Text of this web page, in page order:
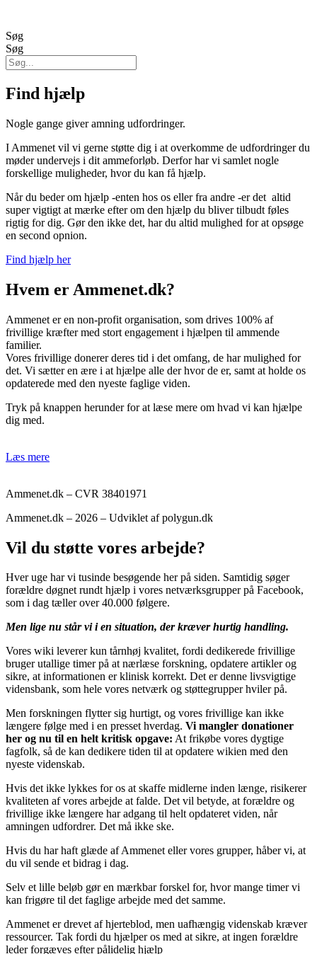
Søg
Søg
Find hjælp
Nogle gange giver amning udfordringer.
I Ammenet vil vi gerne støtte dig i at overkomme de udfordringer du
møder undervejs i dit ammeforløb. Derfor har vi samlet nogle
forskellige muligheder, hvor du kan få hjælp.
Når du beder om hjælp -enten hos os eller fra andre -er det altid
super vigtigt at mærke efter om den hjælp du bliver tilbudt føles
rigtig for dig. Gør den ikke det, har du altid mulighed for at opsøge
en second opnion.
Find hjælp her
Hvem er Ammenet.dk?
Ammenet er en non-profit organisation, som drives 100% af
frivillige kræfter med stort engagement i hjælpen til ammende
familier.
Vores frivillige donerer deres tid i det omfang, de har mulighed for
det. Vi sætter en ære i at hjælpe alle der hvor de er, samt at holde os
opdaterede med den nyeste faglige viden.
Tryk på knappen herunder for at læse mere om hvad vi kan hjælpe
dig med.
Læs mere
Ammenet.dk – CVR 38401971
Ammenet.dk – 2026 – Udviklet af polygun.dk
Vil du støtte vores arbejde?
Hver uge har vi tusinde besøgende her på siden. Samtidig søger
forældre døgnet rundt hjælp i vores netværksgrupper på Facebook,
som i dag tæller over 40.000 følgere.
Men lige nu står vi i en situation, der kræver hurtig handling.
Vores wiki leverer kun tårnhøj kvalitet, fordi dedikerede frivillige
bruger utallige timer på at nærlæse forskning, opdatere artikler og
sikre, at informationen er klinisk korrekt. Det er denne livsvigtige
vidensbank, som hele vores netværk og støttegrupper hviler på.
Men forskningen flytter sig hurtigt, og vores frivillige kan ikke
længere følge med i en presset hverdag. Vi mangler donationer
her og nu til en helt kritisk opgave: At frikøbe vores dygtige
fagfolk, så de kan dedikere tiden til at opdatere wikien med den
nyeste videnskab.
Hvis det ikke lykkes for os at skaffe midlerne inden længe, risikerer
kvaliteten af vores arbejde at falde. Det vil betyde, at forældre og
frivillige ikke længere har adgang til helt opdateret viden, når
amningen udfordrer. Det må ikke ske.
Hvis du har haft glæde af Ammenet eller vores grupper, håber vi, at
du vil sende et bidrag i dag.
Selv et lille beløb gør en mærkbar forskel for, hvor mange timer vi
kan frigøre til det faglige arbejde med det samme.
Ammenet er drevet af hjerteblod, men uafhængig videnskab kræver
ressourcer. Tak fordi du hjælper os med at sikre, at ingen forældre
leder forgæves efter pålidelig hjælp